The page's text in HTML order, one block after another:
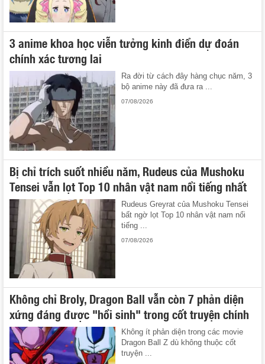
3 anime khoa học viễn tưởng kinh điển dự đoán
chính xác tương lai
Ra đời từ cách đây hàng chục năm, 3
bộ anime này đã đưa ra ...
07/08/2026
Bị chỉ trích suốt nhiều năm, Rudeus của Mushoku
Tensei vẫn lọt Top 10 nhân vật nam nổi tiếng nhất
Rudeus Greyrat của Mushoku Tensei
bất ngờ lọt Top 10 nhân vật nam nổi
tiếng ...
07/08/2026
Không chỉ Broly, Dragon Ball vẫn còn 7 phản diện
xứng đáng được "hồi sinh" trong cốt truyện chính
Không ít phản diện trong các movie
Dragon Ball Z dù không thuộc cốt
truyện ...